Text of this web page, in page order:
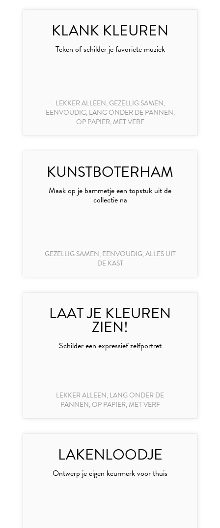
KLANK KLEUREN
Teken of schilder je favoriete muziek
LEKKER ALLEEN, GEZELLIG SAMEN,
EENVOUDIG, LANG ONDER DE PANNEN,
OP PAPIER, MET VERF
KUNSTBOTERHAM
Maak op je bammetje een topstuk uit de
collectie na
GEZELLIG SAMEN, EENVOUDIG, ALLES UIT
DE KAST
LAAT JE KLEUREN
ZIEN!
Schilder een expressief zelfportret
LEKKER ALLEEN, LANG ONDER DE
PANNEN, OP PAPIER, MET VERF
LAKENLOODJE
Ontwerp je eigen keurmerk voor thuis